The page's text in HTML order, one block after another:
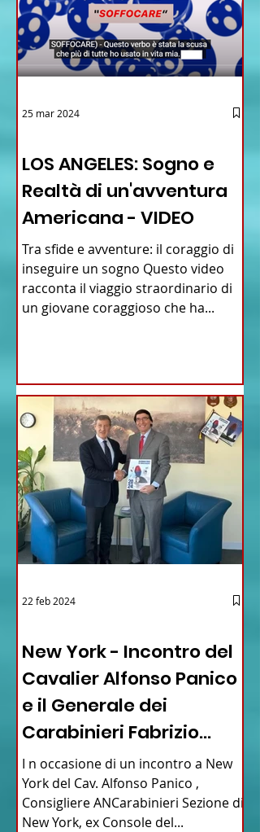
LOS ANGELES: Sogno e
Realtà di un'avventura
Americana - VIDEO
Tra sfide e avventure: il coraggio di
inseguire un sogno Questo video
racconta il viaggio straordinario di
un giovane coraggioso che ha...
25 mar 2024
New York - Incontro del
Cavalier Alfonso Panico
e il Generale dei
Carabinieri Fabrizio
Parrulli
I n occasione di un incontro a New
York del Cav. Alfonso Panico ,
Consigliere ANCarabinieri Sezione di
New York, ex Console del...
22 feb 2024